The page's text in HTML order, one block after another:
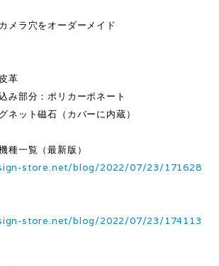
メラ穴をオーダーメイド
革
み部分：ポリカーボネート
ネット磁石（カバーに内蔵）
種一覧（最新版）
store.net/blog/2022/07/23/171628
store.net/blog/2022/07/23/174113